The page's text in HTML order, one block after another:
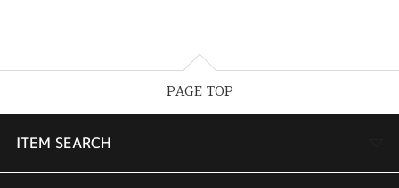
PAGE TOP
ITEM SEARCH